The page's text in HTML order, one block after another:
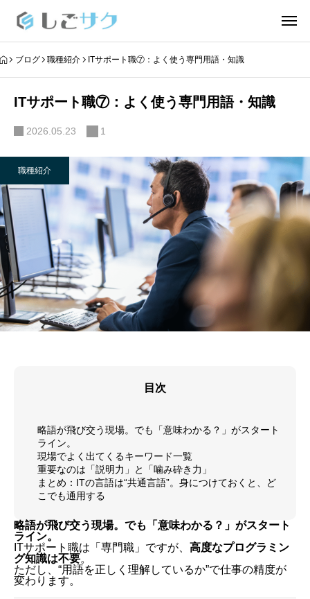
ブログ 職種紹介 ITサポート職⑦：よく使う専門用語・知識
ITサポート職⑦：よく使う専門用語・知識
2026.05.23 1
職種紹介
目次
略語が飛び交う現場。でも「意味わかる？」がスタート
ライン。
現場でよく出てくるキーワード一覧
重要なのは「説明力」と「噛み砕き力」
まとめ：ITの言語は“共通言語”。身につけておくと、ど
こでも通用する
略語が飛び交う現場。でも「意味わかる？」がスタート
ライン。
ITサポート職は「専門職」ですが、 高度なプログラミン
グ知識は不要。
ただし、“用語を正しく理解しているか”で仕事の精度が
変わります。